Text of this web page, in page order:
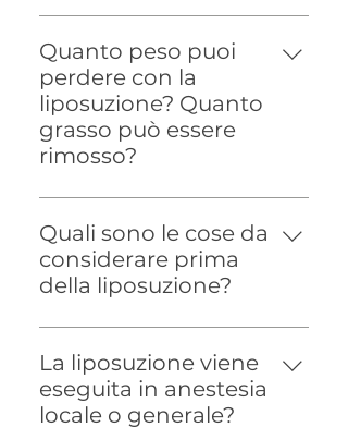
Se hai lavorato duro seguendo
una dieta e un programma di
esercizi per perdere peso ma
non riesci a raggiungere i tuoi
obiettivi, potresti essere un
buon candidato.
Quanto peso puoi
perdere con la
liposuzione? Quanto
grasso può essere
rimosso?
La liposuzione non è una
soluzione per perdere peso.
Accelera il processo di perdita
di peso. Anche se la rimozione
da persona a persona, non
supera determinati livelli.
Quali sono le cose da
considerare prima
della liposuzione?
L'assunzione di vitamine e
fitoterapici dovrebbe essere
evitata un mese prima
dell'intervento. L'aumento di
La liposuzione viene
eseguita in anestesia
locale o generale?